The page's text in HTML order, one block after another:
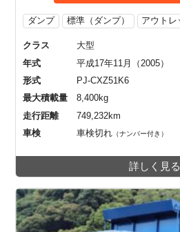
ダンプ 標準（ダンプ） アウトレ
クラス
大型
年式
平成17年11月（2005）
形式
PJ-CXZ51K6
最大積載量
8,400kg
走行距離
749,232km
車検
車検切れ （ナンバー付き）
詳しく見る